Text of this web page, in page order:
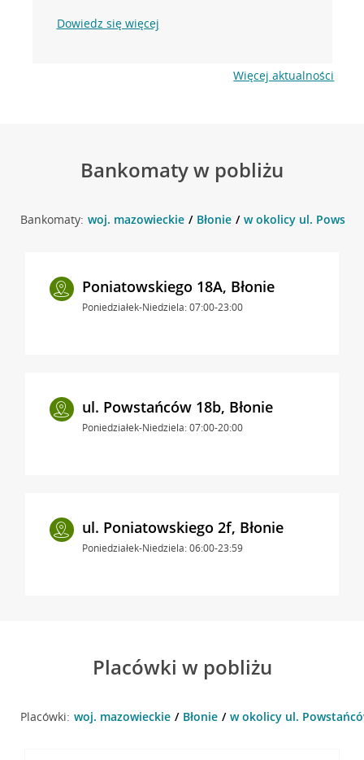
Dowiedz się więcej
Więcej aktualności
Bankomaty w pobliżu
Bankomaty: woj. mazowieckie Błonie w okolicy ul.
Poniatowskiego 18A, Błonie
Poniedziałek-Niedziela: 07:00-23:00
ul. Powstańców 18b, Błonie
Poniedziałek-Niedziela: 07:00-20:00
ul. Poniatowskiego 2f, Błonie
Poniedziałek-Niedziela: 06:00-23:59
Placówki w pobliżu
Placówki: woj. mazowieckie Błonie w okolicy ul.